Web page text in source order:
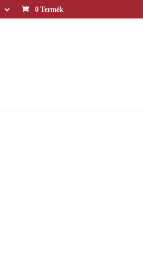
0 Termék